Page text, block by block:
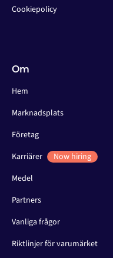
Cookiepolicy
Om
Hem
Marknadsplats
Företag
Karriärer
Now hiring
Medel
Partners
Vanliga frågor
Riktlinjer för varumärket